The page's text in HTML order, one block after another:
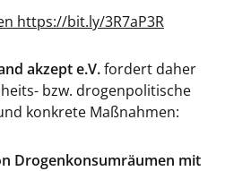
https://bit.ly/3R7aP3R
akzept e.V.fordert daher
bzw. drogenpolitische
konkrete Maßnahmen:
Drogenkonsumräumen mit